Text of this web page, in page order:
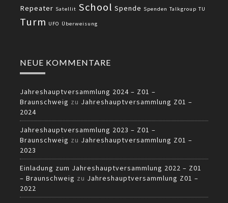
Repeater Satellit School Spende Spenden Talkgroup TU
Turm UFO Überweisung
NEUE KOMMENTARE
Jahreshauptversammlung 2024 – Z01 –
Braunschweig zu Jahreshauptversammlung Z01 –
2024
Jahreshauptversammlung 2023 – Z01 –
Braunschweig zu Jahreshauptversammlung Z01 –
2023
Einladung zum Jahreshauptversammlung 2022 – Z01
– Braunschweig zu Jahreshauptversammlung Z01 –
2022